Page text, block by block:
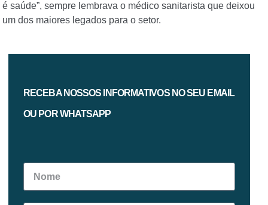
é saúde”, sempre lembrava o médico sanitarista que deixou
um dos maiores legados para o setor.
RECEBA NOSSOS INFORMATIVOS NO SEU EMAIL
OU POR WHATSAPP